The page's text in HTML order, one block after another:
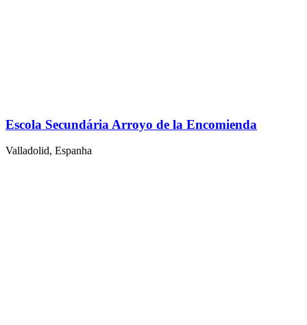
Escola Secundária Arroyo de la Encomienda
Valladolid, Espanha